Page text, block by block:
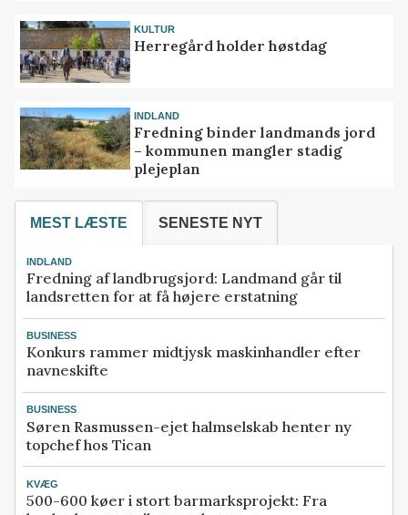
KULTUR
Herregård holder høstdag
INDLAND
Fredning binder landmands jord
– kommunen mangler stadig
plejeplan
MEST LÆSTE SENESTE NYT
INDLAND
Fredning af landbrugsjord: Landmand går til
landsretten for at få højere erstatning
BUSINESS
Konkurs rammer midtjysk maskinhandler efter
navneskifte
BUSINESS
Søren Rasmussen-ejet halmselskab henter ny
topchef hos Tican
KVÆG
500-600 køer i stort barmarksprojekt: Fra